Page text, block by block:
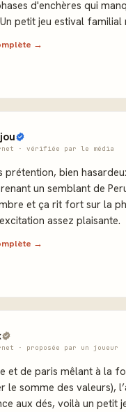
d'enchères qui
petit jeu estival
→
· vérifiée par le média
prétention, bien
un semblant de
et ça rit fort sur la
assez plaisante.
→
· proposée par un joueur
et de paris mêlant à la
le somme des valeurs),
aux dés, voilà un petit